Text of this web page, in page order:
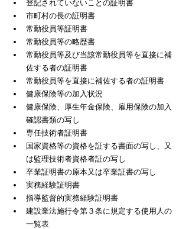
登記されていないことの証明書
市町村の長の証明書
常勤役員等証明書
常勤役員等の略歴書
常勤役員等及び当該常勤役員等を直接に補
佐する者の証明書
常勤役員等を直接に補佐する者の証明書
健康保険等の加入状況
​健康保険、厚生年金保険、雇用保険の加入
確認書類の写し
専任技術者証明書
国家資格等の資格を証する書面の写し、又
は監理技術者資格者証の写し
卒業証明書の原本又は卒業証書の写し
実務経験証明書
指導監督的実務経験証明書
建設業法施行令第３条に規定する使用人の
一覧表